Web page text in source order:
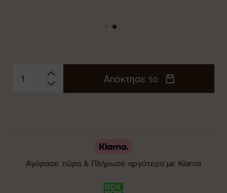
Απόκτησε το
Αγόρασε τώρα & Πλήρωσε αργότερα με Klarna